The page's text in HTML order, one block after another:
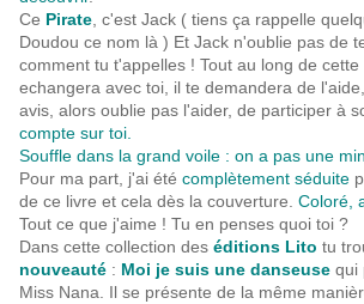
Ce Pirate , c'est Jack ( tiens ça rappelle
Doudou ce nom là ) Et Jack n'oublie pas de
comment tu t'appelles ! Tout au long de
echangera avec toi, il te demandera de
avis, alors oublie pas l'aider, de participer à
compte sur toi.
Souffle dans la grand voile : on a pas une
Pour ma part, j'ai été complètement séduite
de ce livre et cela dès la couverture. Coloré,
Tout ce que j'aime ! Tu en penses quoi toi ?
Dans cette collection des éditions Lito tu
nouveauté : Moi je suis une danseuse qui
Miss Nana. Il se présente de la même